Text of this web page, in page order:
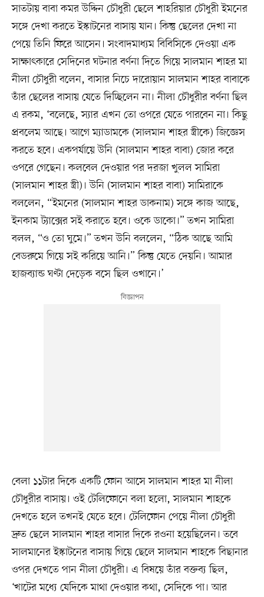
সাতটায় বাবা কমর উদ্দিন চৌধুরী ছেলে শাহরিয়ার চৌধুরী ইমনের
সঙ্গে দেখা করতে ইস্কাটনের বাসায় যান। কিন্তু ছেলের দেখা না
পেয়ে তিনি ফিরে আসেন। সংবাদমাধ্যম বিবিসিকে দেওয়া এক
সাক্ষাৎকারে সেদিনের ঘটনার বর্ণনা দিতে গিয়ে সালমান শাহর মা
নীলা চৌধুরী বলেন, বাসার নিচে দারোয়ান সালমান শাহর বাবাকে
তাঁর ছেলের বাসায় যেতে দিচ্ছিলেন না। নীলা চৌধুরীর বর্ণনা ছিল
এ রকম, ‘বলেছে, স্যার এখন তো ওপরে যেতে পারবেন না। কিছু
প্রবলেম আছে। আগে ম্যাডামকে (সালমান শাহর স্ত্রীকে) জিজ্ঞেস
করতে হবে। একপর্যায়ে উনি (সালমান শাহর বাবা) জোর করে
ওপরে গেছেন। কলবেল দেওয়ার পর দরজা খুলল সামিরা
(সালমান শাহর স্ত্রী)। উনি (সালমান শাহর বাবা) সামিরাকে
বললেন, “ইমনের (সালমান শাহর ডাকনাম) সঙ্গে কাজ আছে,
ইনকাম ট্যাক্সের সই করাতে হবে। ওকে ডাকো।” তখন সামিরা
বলল, “ও তো ঘুমে।” তখন উনি বললেন, “ঠিক আছে আমি
বেডরুমে গিয়ে সই করিয়ে আনি।” কিন্তু যেতে দেয়নি। আমার
হাজব্যান্ড ঘণ্টা দেড়েক বসে ছিল ওখানে।’
বেলা ১১টার দিকে একটি ফোন আসে সালমান শাহর মা নীলা
চৌধুরীর বাসায়। ওই টেলিফোনে বলা হলো, সালমান শাহকে
দেখতে হলে তখনই যেতে হবে। টেলিফোন পেয়ে নীলা চৌধুরী
দ্রুত ছেলে সালমান শাহর বাসার দিকে রওনা হয়েছিলেন। তবে
সালমানের ইস্কাটনের বাসায় গিয়ে ছেলে সালমান শাহকে বিছানার
ওপর দেখতে পান নীলা চৌধুরী। এ বিষয়ে তাঁর বক্তব্য ছিল,
‘খাটের মধ্যে যেদিকে মাথা দেওয়ার কথা, সেদিকে পা। আর